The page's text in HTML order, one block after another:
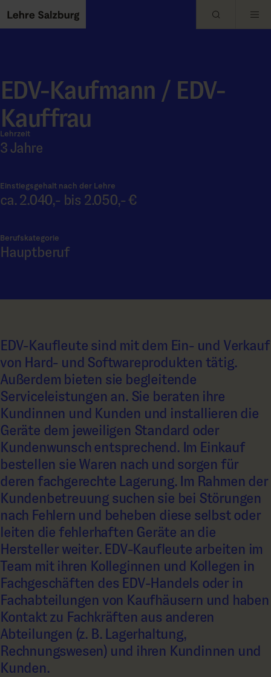
Skip to main content
EDV-Kaufmann / EDV-
Kauffrau
Lehrzeit
3 Jahre
Einstiegsgehalt nach der Lehre
ca. 2.040,- bis 2.050,- €
Berufskategorie
Hauptberuf
EDV-Kaufleute sind mit dem Ein- und Verkauf
von Hard- und Softwareprodukten tätig.
Außerdem bieten sie begleitende
Serviceleistungen an. Sie beraten ihre
Kundinnen und Kunden und installieren die
Geräte dem jeweiligen Standard oder
Kundenwunsch entsprechend. Im Einkauf
bestellen sie Waren nach und sorgen für
deren fachgerechte Lagerung. Im Rahmen der
Kundenbetreuung suchen sie bei Störungen
nach Fehlern und beheben diese selbst oder
leiten die fehlerhaften Geräte an die
Hersteller weiter. EDV-Kaufleute arbeiten im
Team mit ihren Kolleginnen und Kollegen in
Fachgeschäften des EDV-Handels oder in
Fachabteilungen von Kaufhäusern und haben
Kontakt zu Fachkräften aus anderen
Abteilungen (z. B. Lagerhaltung,
Rechnungswesen) und ihren Kundinnen und
Kunden.